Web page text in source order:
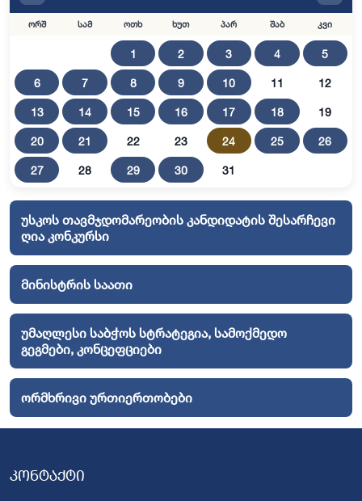
ორშ სამ ოთხ ხუთ პარ შაბ კვი
1 2 3 4 5
6 7 8 9 10 11 12
13 14 15 16 17 18 19
20 21 22 23 24 25 26
27 28 29 30 31
უსკოს თავმჯდომარეობის კანდიდატის შესარჩევი
ღია კონკურსი
მინისტრის საათი
უმაღლესი საბჭოს სტრატეგია, სამოქმედო
გეგმები, კონცეფციები
ორმხრივი ურთიერთობები
კონტაქტი